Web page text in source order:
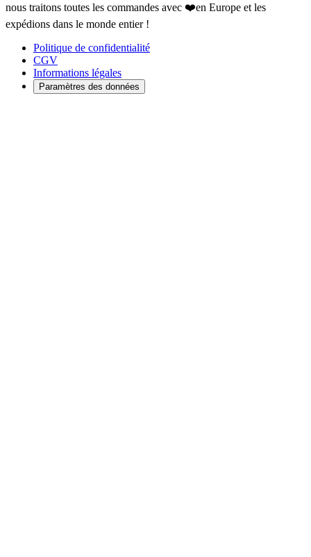
nous traitons toutes les commandes avec ❤️en Europe et les
expédions dans le monde entier !
Politique de confidentialité
CGV
Informations légales
Paramètres des données